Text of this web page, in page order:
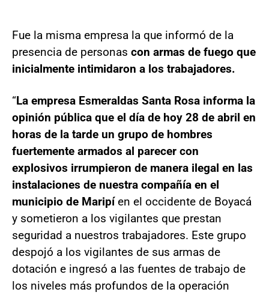
Fue la misma empresa la que informó de la
presencia de personas con armas de fuego que
inicialmente intimidaron a los trabajadores.
“La empresa Esmeraldas Santa Rosa informa la
opinión pública que el día de hoy 28 de abril en
horas de la tarde un grupo de hombres
fuertemente armados al parecer con
explosivos irrumpieron de manera ilegal en las
instalaciones de nuestra compañía en el
municipio de Maripíen el occidente de Boyacá
y sometieron a los vigilantes que prestan
seguridad a nuestros trabajadores. Este grupo
despojó a los vigilantes de sus armas de
dotación e ingresó a las fuentes de trabajo de
los niveles más profundos de la operación